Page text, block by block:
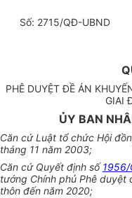
Số: 2715/QĐ-UBND
PHÊ DUYỆT ĐỀ ÁN
GIAI
ỦY BAN
Căn cứ Luật tổ chức Hội
tháng 11 năm 2003;
Căn cứ Quyết định số1956/
tướng Chính phủ Phê duyệt
thôn đến năm 2020;